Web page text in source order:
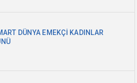
DÜNYA EMEKÇİ KADINLAR